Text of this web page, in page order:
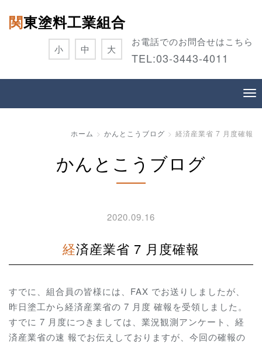
関東塗料工業組合
お電話でのお問合せはこちら
TEL:03-3443-4011
小 中 大
ホーム かんとこうブログ 経済産業省 7 月度確報
かんとこうブログ
2020.09.16
経済産業省 7 月度確報
すでに、組合員の皆様には、FAX でお送りしましたが、
昨日塗工から経済産業省の 7 月度 確報を受領しました。
すでに 7 月度につきましては、業況観測アンケート、経
済産業省の速 報でお伝えしておりますが、今回の確報の